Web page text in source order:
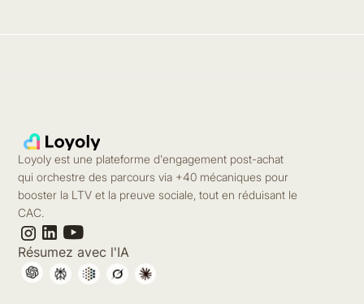
Loyoly est une plateforme d'engagement post-achat
qui orchestre des parcours via +40 mécaniques pour
booster la LTV et la preuve sociale, tout en réduisant le
CAC.
Résumez avec l'IA